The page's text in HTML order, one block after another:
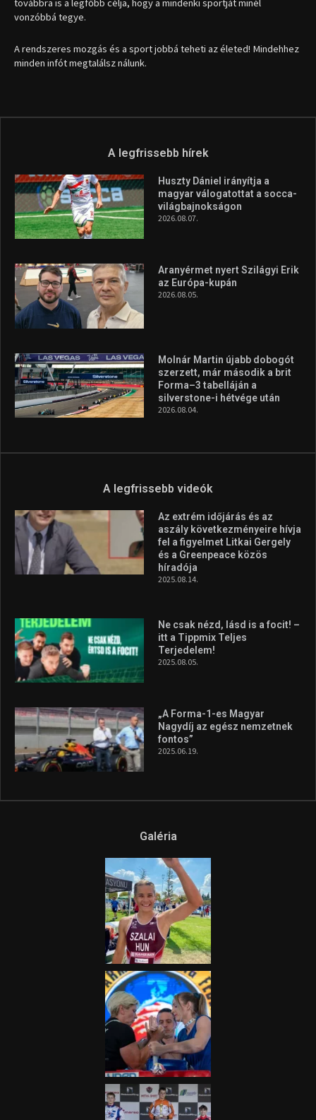
továbbra is a legfőbb célja, hogy a mindenki sportját minél
vonzóbbá tegye.
A rendszeres mozgás és a sport jobbá teheti az életed! Mindehhez
minden infót megtalálsz nálunk.
A legfrissebb hírek
Huszty Dániel irányítja a
magyar válogatottat a socca-
világbajnokságon
2026.08.07.
Aranyérmet nyert Szilágyi Erik
az Európa-kupán
2026.08.05.
Molnár Martin újabb dobogót
szerzett, már második a brit
Forma–3 tabelláján a
silverstone-i hétvége után
2026.08.04.
A legfrissebb videók
Az extrém időjárás és az
aszály következményeire hívja
fel a figyelmet Litkai Gergely
és a Greenpeace közös
híradója
2025.08.14.
Ne csak nézd, lásd is a focit! –
itt a Tippmix Teljes
Terjedelem!
2025.08.05.
„A Forma-1-es Magyar
Nagydíj az egész nemzetnek
fontos”
2025.06.19.
Galéria